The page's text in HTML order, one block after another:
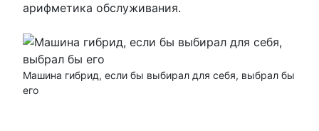
арифметика обслуживания.
Машина гибрид, если бы выбирал для себя, выбрал бы
его